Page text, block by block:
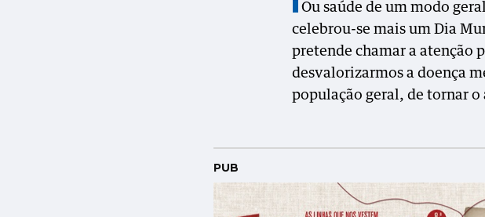
Ou saúde de um modo
celebrou-se mais um Dia
pretende chamar a atenção
desvalorizarmos a doença
população geral, de tornar o
PUB